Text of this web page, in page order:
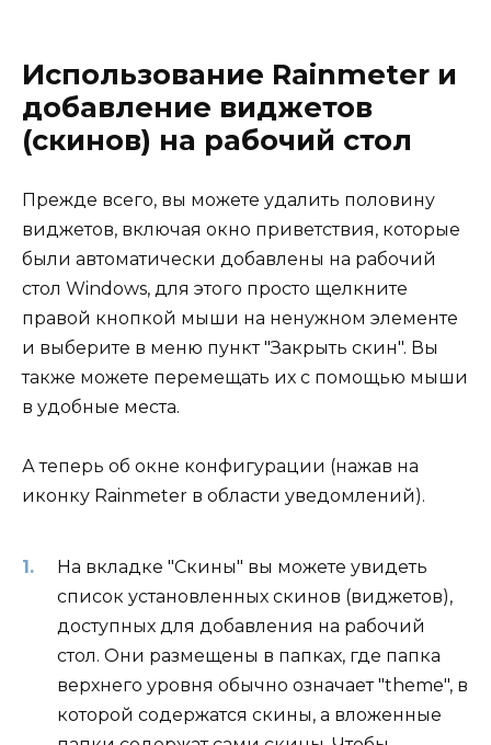
Использование Rainmeter и
добавление виджетов
(скинов) на рабочий стол
Прежде всего, вы можете удалить половину
виджетов, включая окно приветствия, которые
были автоматически добавлены на рабочий
стол Windows, для этого просто щелкните
правой кнопкой мыши на ненужном элементе
и выберите в меню пункт "Закрыть скин". Вы
также можете перемещать их с помощью мыши
в удобные места.
А теперь об окне конфигурации (нажав на
иконку Rainmeter в области уведомлений).
На вкладке "Скины" вы можете увидеть
список установленных скинов (виджетов),
доступных для добавления на рабочий
стол. Они размещены в папках, где папка
верхнего уровня обычно означает "theme", в
которой содержатся скины, а вложенные